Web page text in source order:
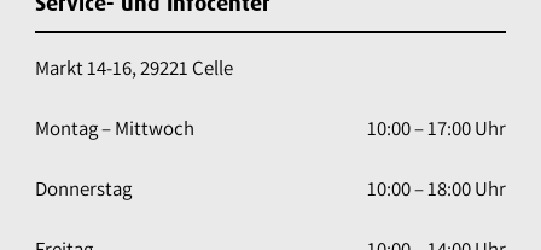
Markt 14-16, 29221 Celle
Montag – Mittwoch 10:00 – 17:00 Uhr
Donnerstag 10:00 – 18:00 Uhr